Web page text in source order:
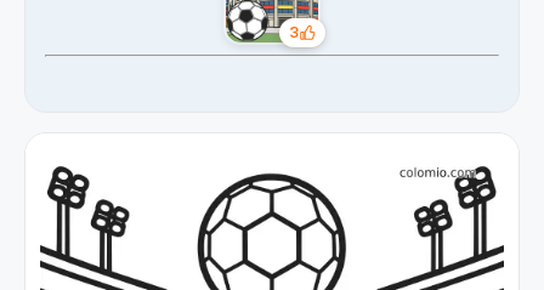
3
Tykkäykset